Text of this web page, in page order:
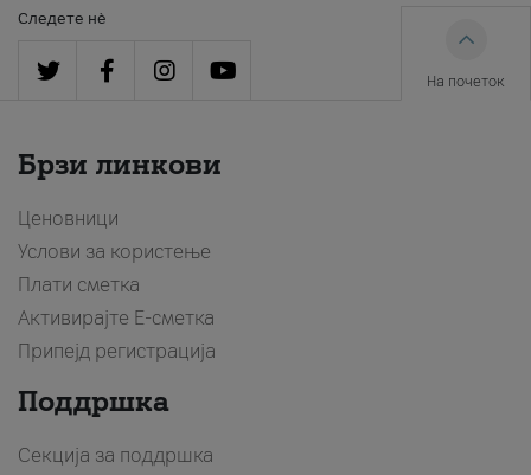
Следете нè
На почеток
Брзи линкови
Ценовници
Услови за користење
Плати сметка
Активирајте Е-сметка
Припејд регистрација
Поддршка
Секција за поддршка